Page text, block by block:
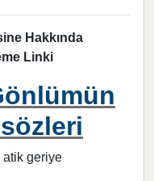
Hakkında
Linki
atik geriye